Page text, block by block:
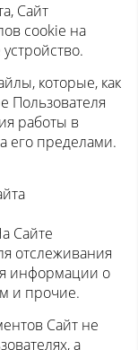
Сайт
cookie на
которые, как
Пользователя
работы в
его пределами.
Сайте
отслеживания
информации о
и прочие.
Сайт не
а